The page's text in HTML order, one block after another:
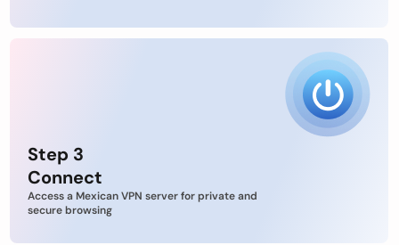
Step 3
Connect
Access a Mexican VPN server for private and
secure browsing